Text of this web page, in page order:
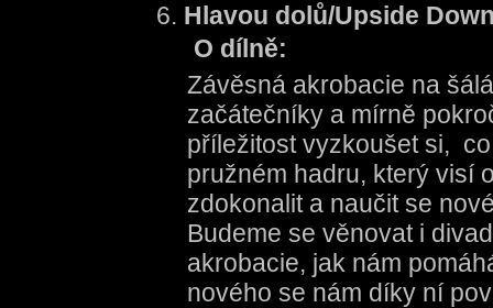
Hlavou dolů/Upside
O dílně:
Závěsná akrobacie na
začátečníky a mírně
příležitost vyzkoušet si,
pružném hadru, který visí
zdokonalit a naučit se
Budeme se věnovat i
akrobacie, jak nám
nového se nám díky ní